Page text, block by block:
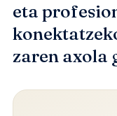
eta
zaren axola